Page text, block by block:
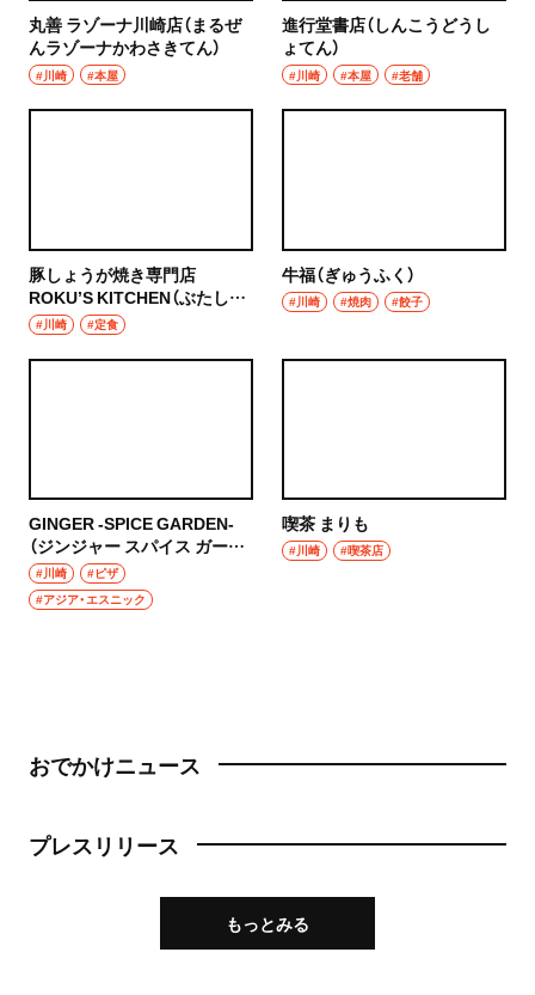
丸善 ラゾーナ川崎店（まるぜ
んラゾーナかわさきてん）
#川崎 #本屋
進行堂書店（しんこうどうし
ょてん）
#川崎 #本屋 #老舗
豚しょうが焼き専門店
ROKU’S KITCHEN（ぶたしょ
うがやきせんもんてん ロクズ
キッチン）
#川崎 #定食
牛福（ぎゅうふく）
#川崎 #焼肉 #餃子
GINGER -SPICE GARDEN-
（ジンジャー スパイス ガーデ
ン）
#川崎
#ピザ
#アジア・エスニック
喫茶 まりも
#川崎 #喫茶店
おでかけニュース
プレスリリース
もっとみる